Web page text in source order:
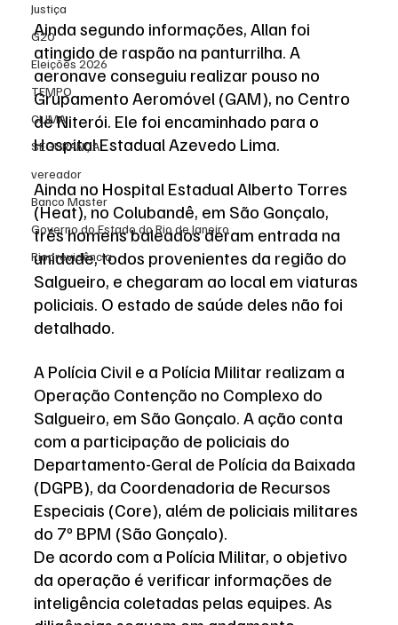
Justiça
G20
Eleições 2026
TEMPO
CLIMA
SEGURANÇA
vereador
Banco Master
Governo do Estado do Rio de Janeiro
Rioprevidência
Ainda segundo informações, Allan foi
atingido de raspão na panturrilha. A
aeronave conseguiu realizar pouso no
Grupamento Aeromóvel (GAM), no Centro
de Niterói. Ele foi encaminhado para o
Hospital Estadual Azevedo Lima.
Ainda no Hospital Estadual Alberto Torres
(Heat), no Colubandê, em São Gonçalo,
três homens baleados deram entrada na
unidade, todos provenientes da região do
Salgueiro, e chegaram ao local em viaturas
policiais. O estado de saúde deles não foi
detalhado.
A Polícia Civil e a Polícia Militar realizam a
Operação Contenção no Complexo do
Salgueiro, em São Gonçalo. A ação conta
com a participação de policiais do
Departamento-Geral de Polícia da Baixada
(DGPB), da Coordenadoria de Recursos
Especiais (Core), além de policiais militares
do 7º BPM (São Gonçalo).
De acordo com a Polícia Militar, o objetivo
da operação é verificar informações de
inteligência coletadas pelas equipes. As